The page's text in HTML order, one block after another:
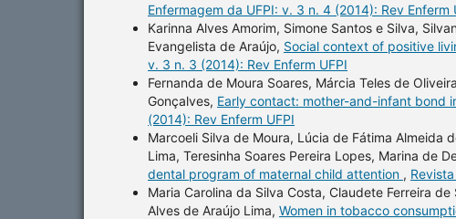
Enfermagem da UFPI: v. 3 n. 4 (2014): Rev Enferm
Karinna Alves Amorim, Simone Santos e Silva,
Evangelista de Araújo, Social context of positive
v. 3 n. 3 (2014): Rev Enferm UFPI
Fernanda de Moura Soares, Márcia Teles de
Gonçalves, Early contact: mother-and-infant bond
(2014): Rev Enferm UFPI
Marcoeli Silva de Moura, Lúcia de Fátima Almeida
Lima, Teresinha Soares Pereira Lopes, Marina de
dental program of maternal child attention ,
Maria Carolina da Silva Costa, Claudete Ferreira
Alves de Araújo Lima, Women in tobacco